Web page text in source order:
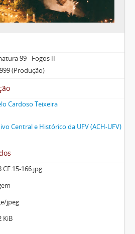
99 - Fogos II
(Produção)
Cardoso Teixeira
Central e Histórico da UFV (ACH-UFV)
166.jpg
jpeg
KiB